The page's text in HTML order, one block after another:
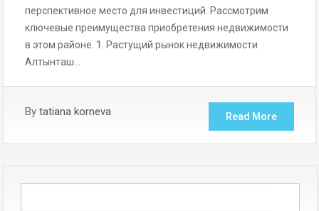
перспективное место для инвестиций. Рассмотрим
ключевые преимущества приобретения недвижимости
в этом районе. 1. Растущий рынок недвижимости
Алтынташ…
By tatiana korneva Read More